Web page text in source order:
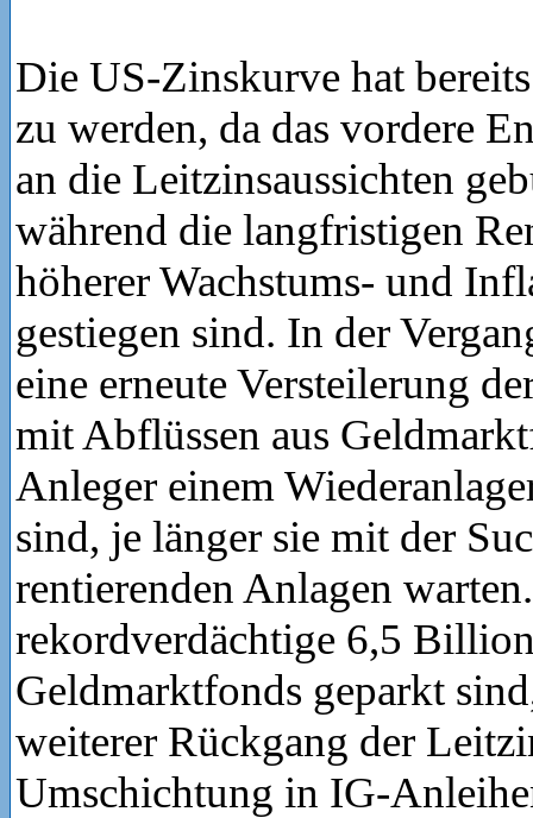
Die US-Zinskurve hat
zu werden, da das vordere
an die Leitzinsaussichten
während die langfristigen
höherer Wachstums- und
gestiegen sind. In der
eine erneute Versteilerung
mit Abflüssen aus
Anleger einem
sind, je länger sie mit der
rentierenden Anlagen
rekordverdächtige 6,5
Geldmarktfonds geparkt
weiterer Rückgang der
Umschichtung in IG-